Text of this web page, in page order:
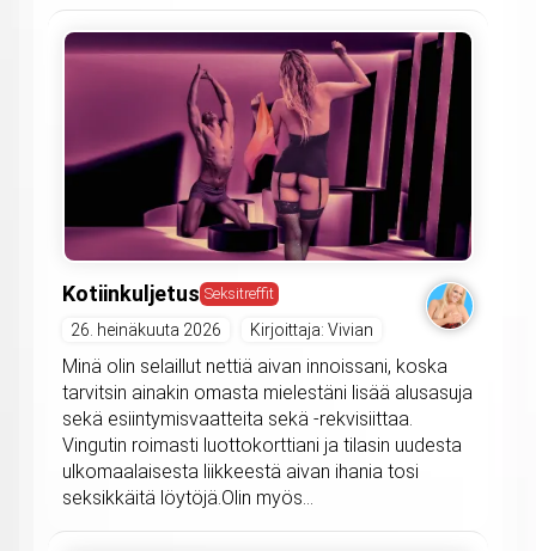
Kotiinkuljetus Seksitreffit
26. heinäkuuta 2026 Kirjoittaja: Vivian
Minä olin selaillut nettiä aivan innoissani, koska
tarvitsin ainakin omasta mielestäni lisää alusasuja
sekä esiintymisvaatteita sekä -rekvisiittaa.
Vingutin roimasti luottokorttiani ja tilasin uudesta
ulkomaalaisesta liikkeestä aivan ihania tosi
seksikkäitä löytöjä.Olin myös...